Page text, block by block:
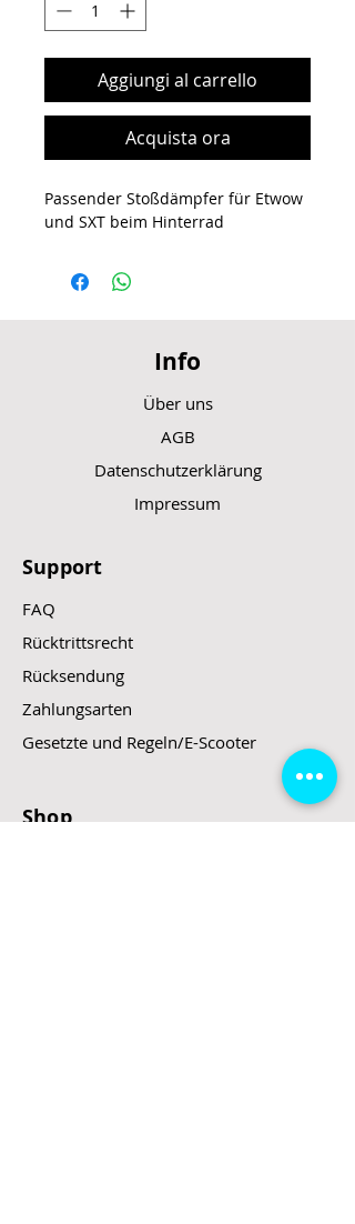
Aggiungi al carrello
Acquista ora
Passender Stoßdämpfer für Etwow
und SXT beim Hinterrad
Info
Über uns
AGB
Datenschutzerklärung
Impressum
Support
FAQ
Rücktrittsrecht
Rücksendung
Zahlungsarten
Gesetzte und Regeln/E-Scooter
Shop